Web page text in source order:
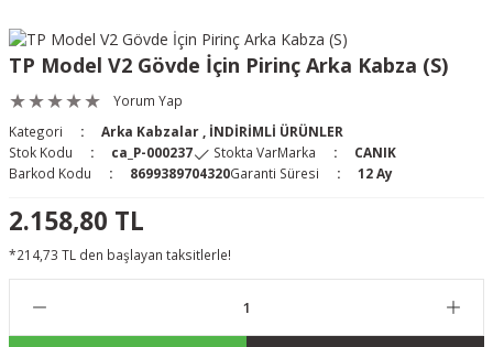
Pantolon
& Kalkanlar
Well) ve Arka Kabzalar
TP Model V2 Gövde İçin Pirinç Arka Kabza (S)
Yorum Yap
Kategori
Arka Kabzalar
İNDİRİMLİ ÜRÜNLER
Stok Kodu
ca_P-000237 Stokta VarMarka
CANIK
Barkod Kodu
8699389704320Garanti Süresi 12 Ay
2.158,80 TL
*214,73 TL den başlayan taksitlerle!